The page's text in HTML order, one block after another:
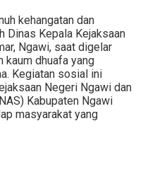
kehangatan dan
Dinas Kepala Kejaksaan
Ngawi, saat digelar
kaum dhuafa yang
Kegiatan sosial ini
Negeri Ngawi dan
Kabupaten Ngawi
masyarakat yang